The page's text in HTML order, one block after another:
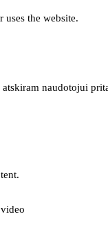
uses the website.
naudotojui